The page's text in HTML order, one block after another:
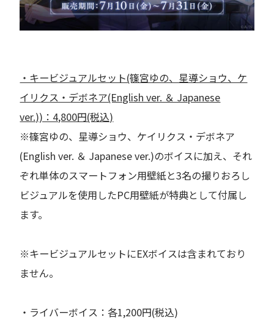
・キービジュアルセット(篠宮ゆの、星導ショウ、ケ
イリクス・デボネア(English ver. ＆ Japanese
ver.))：4,800円(税込)
※篠宮ゆの、星導ショウ、ケイリクス・デボネア
(English ver. ＆ Japanese ver.)のボイスに加え、それ
ぞれ単体のスマートフォン用壁紙と3名の撮りおろし
ビジュアルを使用したPC用壁紙が特典として付属し
ます。
※キービジュアルセットにEXボイスは含まれており
ません。
・ライバーボイス：各1,200円(税込)